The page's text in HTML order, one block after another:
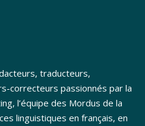
traducteurs,
correcteurs passionnés par la
l’équipe des Mordus de la
linguistiques en français, en